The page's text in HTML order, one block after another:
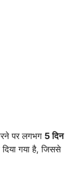
पर लगभग 5 दिन
दिया गया है, जिससे